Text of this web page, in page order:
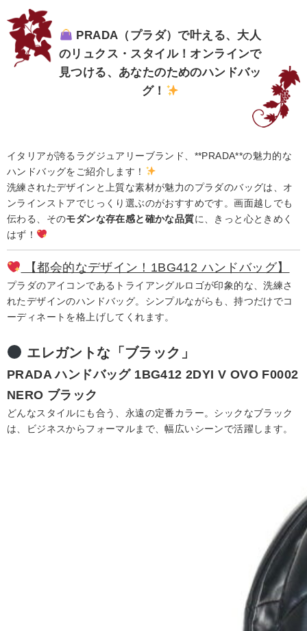
PRADA（プラダ）で叶える、大人
のリュクス・スタイル！オンラインで
見つける、あなたのためのハンドバッ
グ！
イタリアが誇るラグジュアリーブランド、**PRADA**の魅力的な
ハンドバッグをご紹介します！
洗練されたデザインと上質な素材が魅力のプラダのバッグは、オ
ンラインストアでじっくり選ぶのがおすすめです。画面越しでも
伝わる、そのモダンな存在感と確かな品質に、きっと心ときめく
はず！
【都会的なデザイン！1BG412 ハンドバッグ】
プラダのアイコンであるトライアングルロゴが印象的な、洗練さ
れたデザインのハンドバッグ。シンプルながらも、持つだけでコ
ーディネートを格上げしてくれます。
エレガントな「ブラック」
PRADAハンドバッグ 1BG412 2DYI V OVO F0002
NERO ブラック
どんなスタイルにも合う、永遠の定番カラー。シックなブラック
は、ビジネスからフォーマルまで、幅広いシーンで活躍します。